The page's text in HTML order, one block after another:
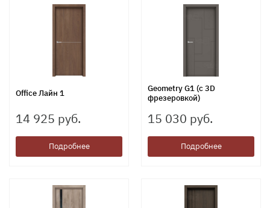
Office Лайн 1
14 925 руб.
Подробнее
Geometry G1 (с 3D
фрезеровкой)
15 030 руб.
Подробнее